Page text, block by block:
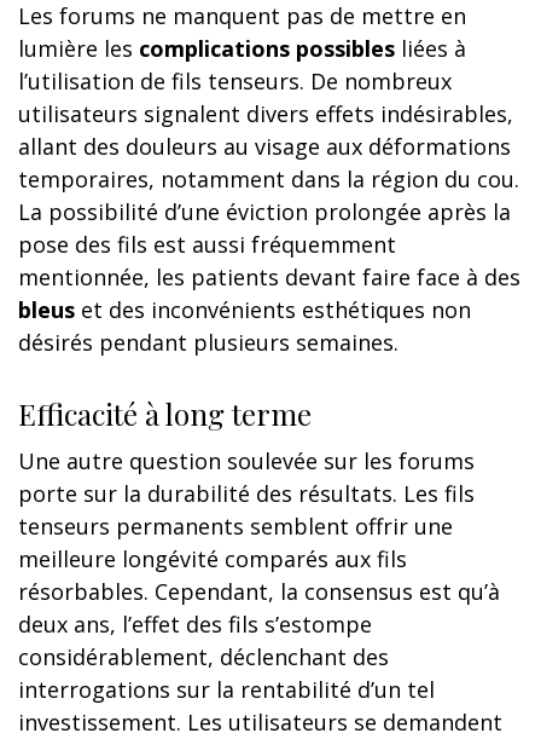
Les forums ne manquent pas de mettre en
lumière les complications possibles liées à
l’utilisation de fils tenseurs. De nombreux
utilisateurs signalent divers effets indésirables,
allant des douleurs au visage aux déformations
temporaires, notamment dans la région du cou.
La possibilité d’une éviction prolongée après la
pose des fils est aussi fréquemment
mentionnée, les patients devant faire face à des
bleus et des inconvénients esthétiques non
désirés pendant plusieurs semaines.
Efficacité à long terme
Une autre question soulevée sur les forums
porte sur la durabilité des résultats. Les fils
tenseurs permanents semblent offrir une
meilleure longévité comparés aux fils
résorbables. Cependant, la consensus est qu’à
deux ans, l’effet des fils s’estompe
considérablement, déclenchant des
interrogations sur la rentabilité d’un tel
investissement. Les utilisateurs se demandent